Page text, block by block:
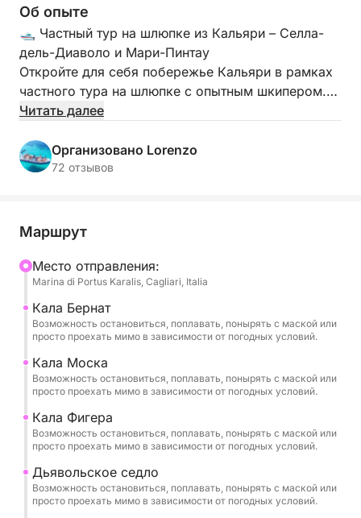
Об опыте
🛥️ Частный тур на шлюпке из Кальяри – Селла-
дель-Диаволо и Мари-Пинтау
Откройте для себя побережье Кальяри в рамках
частного тура на шлюпке с опытным шкипером.
двигателем мощностью 300 л.с., вмещающей до
11 человек, вы получите уникальный опыт, полный
чистое море залива Гольфо-дельи-Анджели.
🌊 Эксклюзивный и индивидуальный тур
Вы можете выбрать удобное для вас время —
утро, день или закат — и в зависимости от
выбранного времени вас ждет разный маршрут,
разработанный для обеспечения максимального
комфорта и наилучших морских условий.
Тур на 100% частный, идеально подходит для
пар, семей или небольших групп, желающих
открыть для себя побережье Кальяри в полной
Если вы хотите продлить свое путешествие, вы
Читать далее
Организовано Lorenzo
72 отзывов
Маршрут
Mесто отправления:
Marina di Portus Karalis, Cagliari, Italia
Кала Бернат
Возможность остановиться, поплавать, понырять с маской или
просто проехать мимо в зависимости от погодных условий.
Кала Моска
Возможность остановиться, поплавать, понырять с маской или
просто проехать мимо в зависимости от погодных условий.
Кала Фигера
Возможность остановиться, поплавать, понырять с маской или
просто проехать мимо в зависимости от погодных условий.
Дьявольское седло
Возможность остановиться, поплавать, понырять с маской или
просто проехать мимо в зависимости от погодных условий.